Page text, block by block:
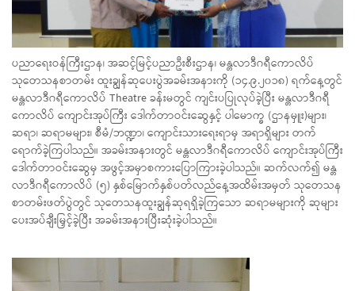
ပညာရေးဝန်ကြီးဌာန၊ အဆင့်မြင့်ပညာဦးစီးဌာန၊ မန္တလာဒီဂရီကောလိပ်
သုတေသနစာတမ်း ထူးချွန်ဆုပေးပွဲအခမ်းအနားကို (၁၄.၉.၂၀၁၈) ရက်နေ့တွင်
မန္တလာဒီဂရီကောလိပ် Theatre ခန်းမတွင် ကျင်းပပြုလုပ်ခဲ့ပြီး မန္တလာဒီဂရီ
ကောလိပ် ကျောင်းအုပ်ကြီး ဒေါက်တာဝင်းဆွေနှင့် ပါမောက္ခ (ဌာနမှူး)များ၊
ဆရာ၊ ဆရာမများ၊ စီမံ/ဘဏ္ဍာ၊ ကျောင်းသားရေးရာမှ အရာရှိများ တက်
ရောက်ခဲ့ကြပါသည်။ အခမ်းအနားတွင် မန္တလာဒီဂရီကောလိပ် ကျောင်းအုပ်ကြီး
ဒေါက်တာဝင်းဆွေမှ အဖွင့်အမှာစကားပြောကြားခဲ့ပါသည်။ ဆက်လက်၍ မန္တ
လာဒီဂရီကောလိပ် (၅) နှစ်မြောက်နှစ်ပတ်လည်နေ့အထိမ်းအမှတ် သုတေသန
စာတမ်းဖတ်ပွဲတွင် သုတေသနထူးချွန်ဆုရရှိခဲ့ကြသော ဆရာမများကို ဆုများ
ပေးအပ်ချီးမြှင့်ခဲ့ပြီး အခမ်းအနားပြီးဆုံးခဲ့ပါသည်။